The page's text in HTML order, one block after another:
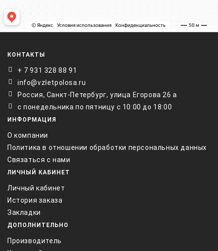
КОНТАКТЫ
+ 7 931 328 88 91
info@vzletpolosa.ru
Россия, Санкт-Петербург, улица Егорова 26 а
с понедельника по пятницу с 10:00 до 18:00
ИНФОРМАЦИЯ
О компании
Политика в отношении обработки персональных данных
Связаться с нами
ЛИЧНЫЙ КАБИНЕТ
Личный кабинет
История заказа
Закладки
ДОПОЛНИТЕЛЬНО
Производитель